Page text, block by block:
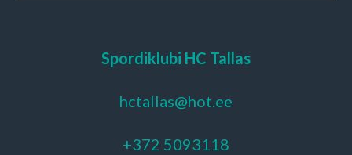
Spordiklubi HC Tallas
hctallas@hot.ee
+372 5093118